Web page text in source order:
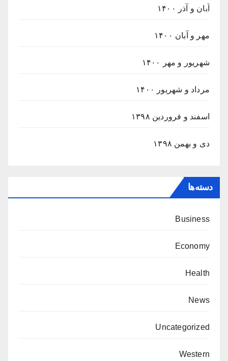
آبان و آذر ۱۴۰۰
مهر و آبان ۱۴۰۰
شهریور و مهر ۱۴۰۰
مرداد و شهریور ۱۴۰۰
اسفند و فروردین ۱۳۹۸
دی و بهمن ۱۳۹۸
دسته‌ها
Business
Economy
Health
News
Uncategorized
Western